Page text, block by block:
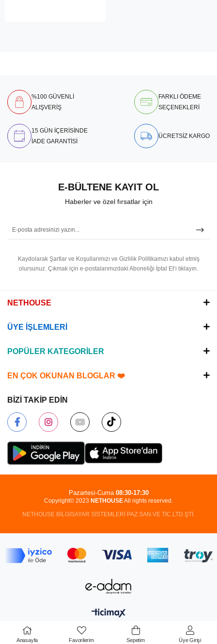
%100 GÜVENLİ
ALIŞVERİŞ
FARKLI ÖDEME
SEÇENEKLERİ
15 GÜN İÇERİSİNDE
İADE GARANTİSİ
ÜCRETSİZ KARGO
E-BÜLTENE KAYIT OL
Haberler ve özel fırsatlar için
Kaydolarak Şartlar ve Koşullarımızı ve Gizlilik Politikamızı kabul etmiş
olursunuz. Çıkmak için e-postalarımızdaki Aboneliği İptal Et’i tıklayın.
NETHOUSE
ÜYE İŞLEMLERİ
POPÜLER KATEGORİLER
EN ÇOK OKUNAN BLOGLAR ❤️
BİZİ TAKİP EDİN
Copyright© 2023 NETHOUSEAll rights reserved.
NETHOUSE BİLGİSAYAR SİSTEMLERİ PAZ.SAN.VE TİC.LTD.ŞTİ.
Pazartesi-Cuma 08:30-17:30
Anasayfa Favorilerim Sepetim Üye Girişi